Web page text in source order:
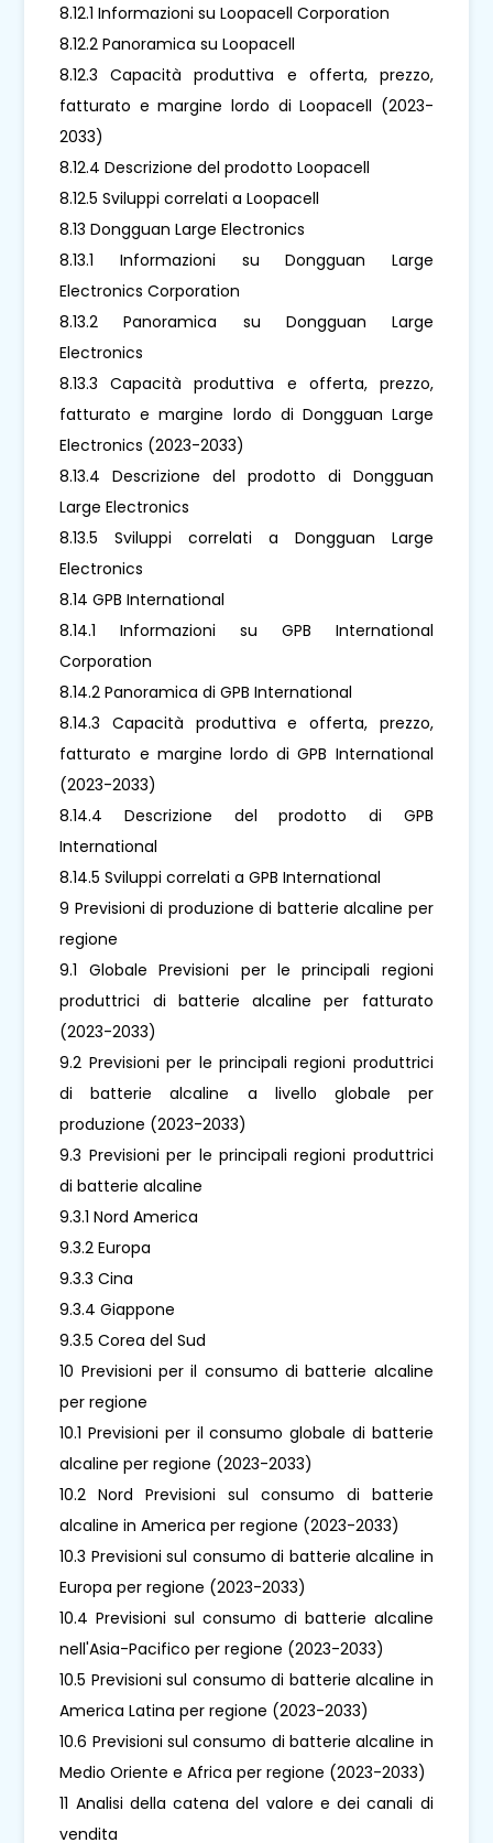
8.12.1 Informazioni su Loopacell Corporation
8.12.2 Panoramica su Loopacell
8.12.3 Capacità produttiva e offerta, prezzo,
fatturato e margine lordo di Loopacell (2023-
2033)
8.12.4 Descrizione del prodotto Loopacell
8.12.5 Sviluppi correlati a Loopacell
8.13 Dongguan Large Electronics
8.13.1 Informazioni su Dongguan Large
Electronics Corporation
8.13.2 Panoramica su Dongguan Large
Electronics
8.13.3 Capacità produttiva e offerta, prezzo,
fatturato e margine lordo di Dongguan Large
Electronics (2023-2033)
8.13.4 Descrizione del prodotto di Dongguan
Large Electronics
8.13.5 Sviluppi correlati a Dongguan Large
Electronics
8.14 GPB International
8.14.1 Informazioni su GPB International
Corporation
8.14.2 Panoramica di GPB International
8.14.3 Capacità produttiva e offerta, prezzo,
fatturato e margine lordo di GPB International
(2023-2033)
8.14.4 Descrizione del prodotto di GPB
International
8.14.5 Sviluppi correlati a GPB International
9 Previsioni di produzione di batterie alcaline per
regione
9.1 Globale Previsioni per le principali regioni
produttrici di batterie alcaline per fatturato
(2023-2033)
9.2 Previsioni per le principali regioni produttrici
di batterie alcaline a livello globale per
produzione (2023-2033)
9.3 Previsioni per le principali regioni produttrici
di batterie alcaline
9.3.1 Nord America
9.3.2 Europa
9.3.3 Cina
9.3.4 Giappone
9.3.5 Corea del Sud
10 Previsioni per il consumo di batterie alcaline
per regione
10.1 Previsioni per il consumo globale di batterie
alcaline per regione (2023-2033)
10.2 Nord Previsioni sul consumo di batterie
alcaline in America per regione (2023-2033)
10.3 Previsioni sul consumo di batterie alcaline in
Europa per regione (2023-2033)
10.4 Previsioni sul consumo di batterie alcaline
nell'Asia-Pacifico per regione (2023-2033)
10.5 Previsioni sul consumo di batterie alcaline in
America Latina per regione (2023-2033)
10.6 Previsioni sul consumo di batterie alcaline in
Medio Oriente e Africa per regione (2023-2033)
11 Analisi della catena del valore e dei canali di
vendita